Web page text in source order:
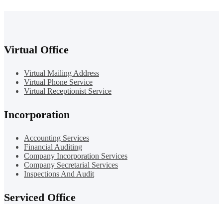
Virtual Office
Virtual Mailing Address
Virtual Phone Service
Virtual Receptionist Service
Incorporation
Accounting Services
Financial Auditing
Company Incorporation Services
Company Secretarial Services
Inspections And Audit
Serviced Office